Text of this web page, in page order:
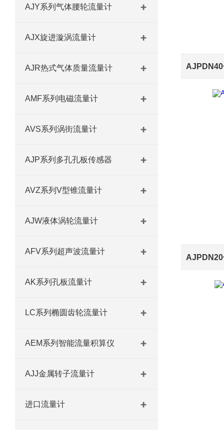
AJY系列气体腰轮流量计
AJX旋进漩涡流量计
AJR热式气体质量流量计
AMF系列电磁流量计
AVS系列涡街流量计
AJP系列多孔孔板传感器
AVZ系列V型锥流量计
AJW液体涡轮流量计
AFV系列超声波流量计
AK系列孔板流量计
LC系列椭圆齿轮流量计
AEM系列智能流量积算仪
AJJ金属转子流量计
进口流量计